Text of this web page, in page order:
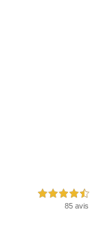
4,5 étoiles sur 5
85 avis